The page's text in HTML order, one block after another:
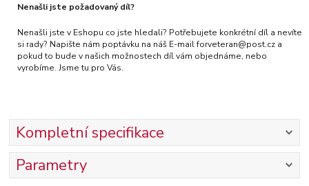
Nenašli jste požadovaný díl?
Nenašli jste v Eshopu co jste hledali? Potřebujete konkrétní díl a nevíte
si rady? Napište nám poptávku na náš E-mail forveteran@post.cz a
pokud to bude v našich možnostech díl vám objednáme, nebo
vyrobíme. Jsme tu pro Vás.
Kompletní specifikace
Parametry